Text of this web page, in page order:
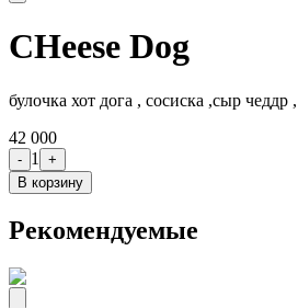
CHeese Dog
булочка хот дога , сосиска ,cыр
42 000
- 1
+
В корзину
Рекомендуемые